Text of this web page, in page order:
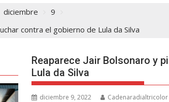
diciembre
9
contra el gobierno de Lula da Silva
Reaparece Jair Bolsonaro y
Lula da Silva
diciembre 9, 2022 Cadenaradialtricolor